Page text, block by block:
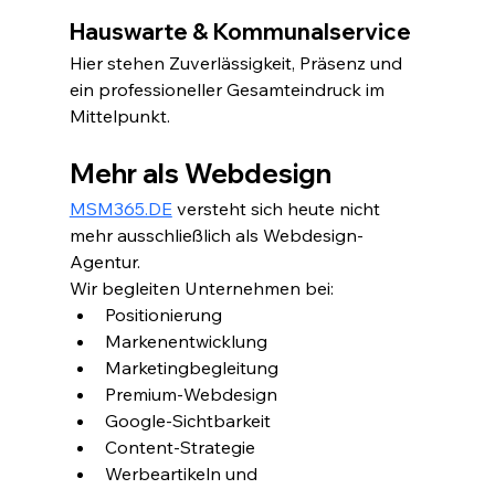
Hauswarte & Kommunalservice
Hier stehen Zuverlässigkeit, Präsenz und
ein professioneller Gesamteindruck im
Mittelpunkt.
Mehr als Webdesign
MSM365.DE versteht sich heute nicht
mehr ausschließlich als Webdesign-
Agentur.
Wir begleiten Unternehmen bei:
Positionierung
Markenentwicklung
Marketingbegleitung
Premium-Webdesign
Google-Sichtbarkeit
Content-Strategie
Werbeartikeln und